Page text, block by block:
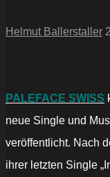
Helmut Ballerstaller
PALEFACE SWISS
neue Single und
veröffentlicht. Nach
ihrer letzten Single